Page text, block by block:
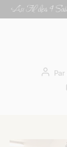
Par